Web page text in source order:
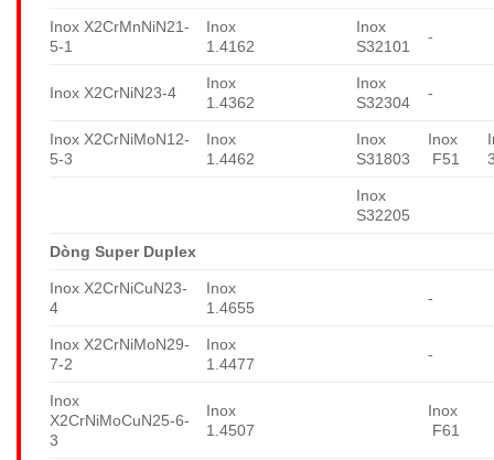
Inox X2CrMnNiN21-
5-1
Inox
1.4162
Inox
S32101
-
Inox X2CrNiN23-4
Inox
1.4362
Inox
S32304
-
Inox X2CrNiMoN12-
5-3
Inox
1.4462
Inox
S31803
Inox
F51
Inox
S32205
Dòng Super Duplex
Inox X2CrNiCuN23-
4
Inox
1.4655
-
Inox X2CrNiMoN29-
7-2
Inox
1.4477
-
Inox
X2CrNiMoCuN25-6-
3
Inox
1.4507
Inox
F61